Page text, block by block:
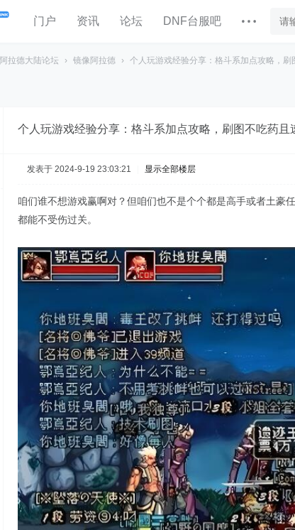
门户 资讯 论坛 DNF台服吧
阿拉德大陆论坛 › 镜像阿拉德 › 个人玩游戏经验分享：格斗系加点攻略，刷
个人玩游戏经验分享：格斗系加点攻略，刷图不吃药且
发表于 2024-9-19 23:03:21 显示全部楼层
咱们谁不想游戏赢啊对？但咱们也不是个个都是高手或者土豪
都能不受伤过关。